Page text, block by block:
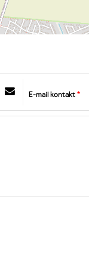
E-mail kontakt*